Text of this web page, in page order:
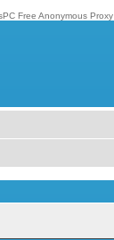
Free Anonymous Proxy